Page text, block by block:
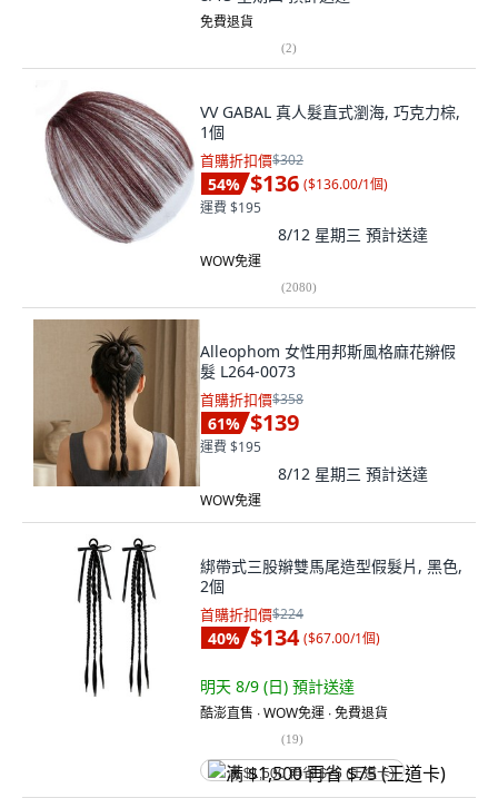
免費退貨
(2)
VV GABAL 真人髮直式瀏海, 巧克力棕,
1個
首購折扣價$302
54% $136 ($136.00/1個)
運費 $195
8/12 星期三 預計送達
WOW免運
(2080)
Alleophom 女性用邦斯風格麻花辮假
髮 L264-0073
首購折扣價$358
61% $139
運費 $195
8/12 星期三 預計送達
WOW免運
綁帶式三股辮雙馬尾造型假髮片, 黑色,
2個
首購折扣價$224
40% $134 ($67.00/1個)
明天 8/9 (日) 預計送達
酷澎直售 ∙ WOW免運 ∙ 免費退貨
(19)
满 $1,500 再省 $75 (王道卡)